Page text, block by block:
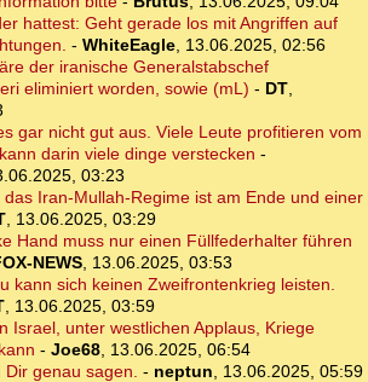
hattest: Geht gerade los mit Angriffen auf
- WhiteEagle, 13.06.2025, 02:56
der iranische Generalstabschef
eliminiert worden, sowie (mL) - DT,
gar nicht gut aus. Viele Leute profitieren vom
darin viele dinge verstecken -
03:23
das Iran-Mullah-Regime ist am Ende und einer
, 13.06.2025, 03:29
Hand muss nur einen Füllfederhalter führen
NEWS, 13.06.2025, 03:53
kann sich keinen Zweifrontenkrieg leisten.
, 13.06.2025, 03:59
Israel, unter westlichen Applaus, Kriege
- Joe68, 13.06.2025, 06:54
Dir genau sagen. - neptun, 13.06.2025, 05:59